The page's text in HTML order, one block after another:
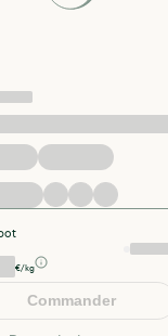
€/kg
Commander